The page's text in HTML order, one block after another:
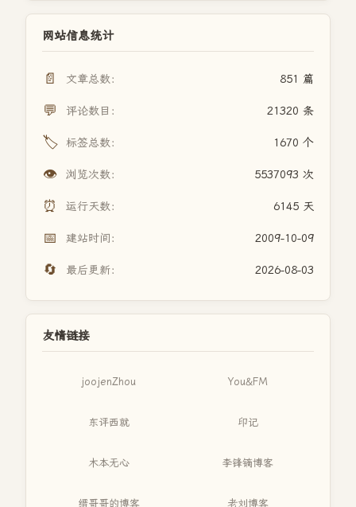
网站信息统计
📄 文章总数： 851 篇
💬 评论数目： 21320 条
🏷️ 标签总数： 1670 个
👁️ 浏览次数： 5537093 次
⏰ 运行天数： 6145 天
📅 建站时间： 2009-10-09
🔄 最后更新： 2026-08-03
友情链接
joojenZhou You&FM
东评西就 印记
木本无心 李锋镝博客
缙哥哥的博客 老刘博客